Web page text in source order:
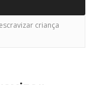
criança